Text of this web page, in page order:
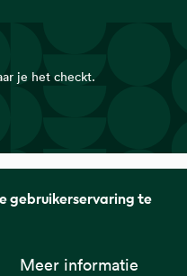
gebruikerservaring te
Meer informatie
je het checkt.
Medisch